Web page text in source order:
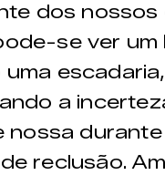
dos nossos
se ver um
escadaria,
a
nossa
reclusão.